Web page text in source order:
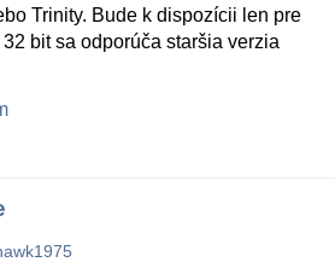
Trinity. Bude k dispozícii len pre
bit sa odporúča staršia verzia